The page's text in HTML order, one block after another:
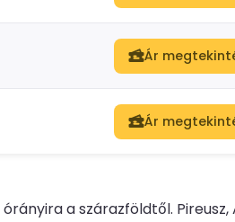
Ár
Ár
a szárazföldtől. Pireusz,